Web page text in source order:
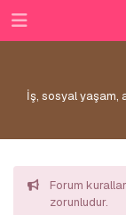
İş, sosyal yaşam,
Forum
zorunludur.